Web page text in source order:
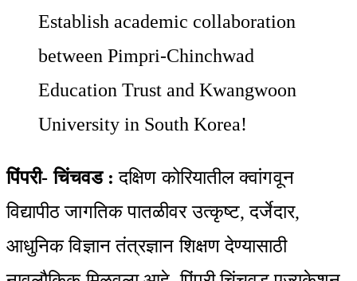
Establish academic collaboration
between Pimpri-Chinchwad
Education Trust and Kwangwoon
University in South Korea!
पिंपरी- चिंचवड : दक्षिण कोरियातील क्वांगवून
विद्यापीठ जागतिक पातळीवर उत्कृष्ट, दर्जेदार,
आधुनिक विज्ञान तंत्रज्ञान शिक्षण देण्यासाठी